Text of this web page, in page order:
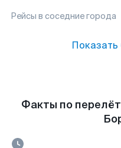
Рейсы в соседние города
Факты по